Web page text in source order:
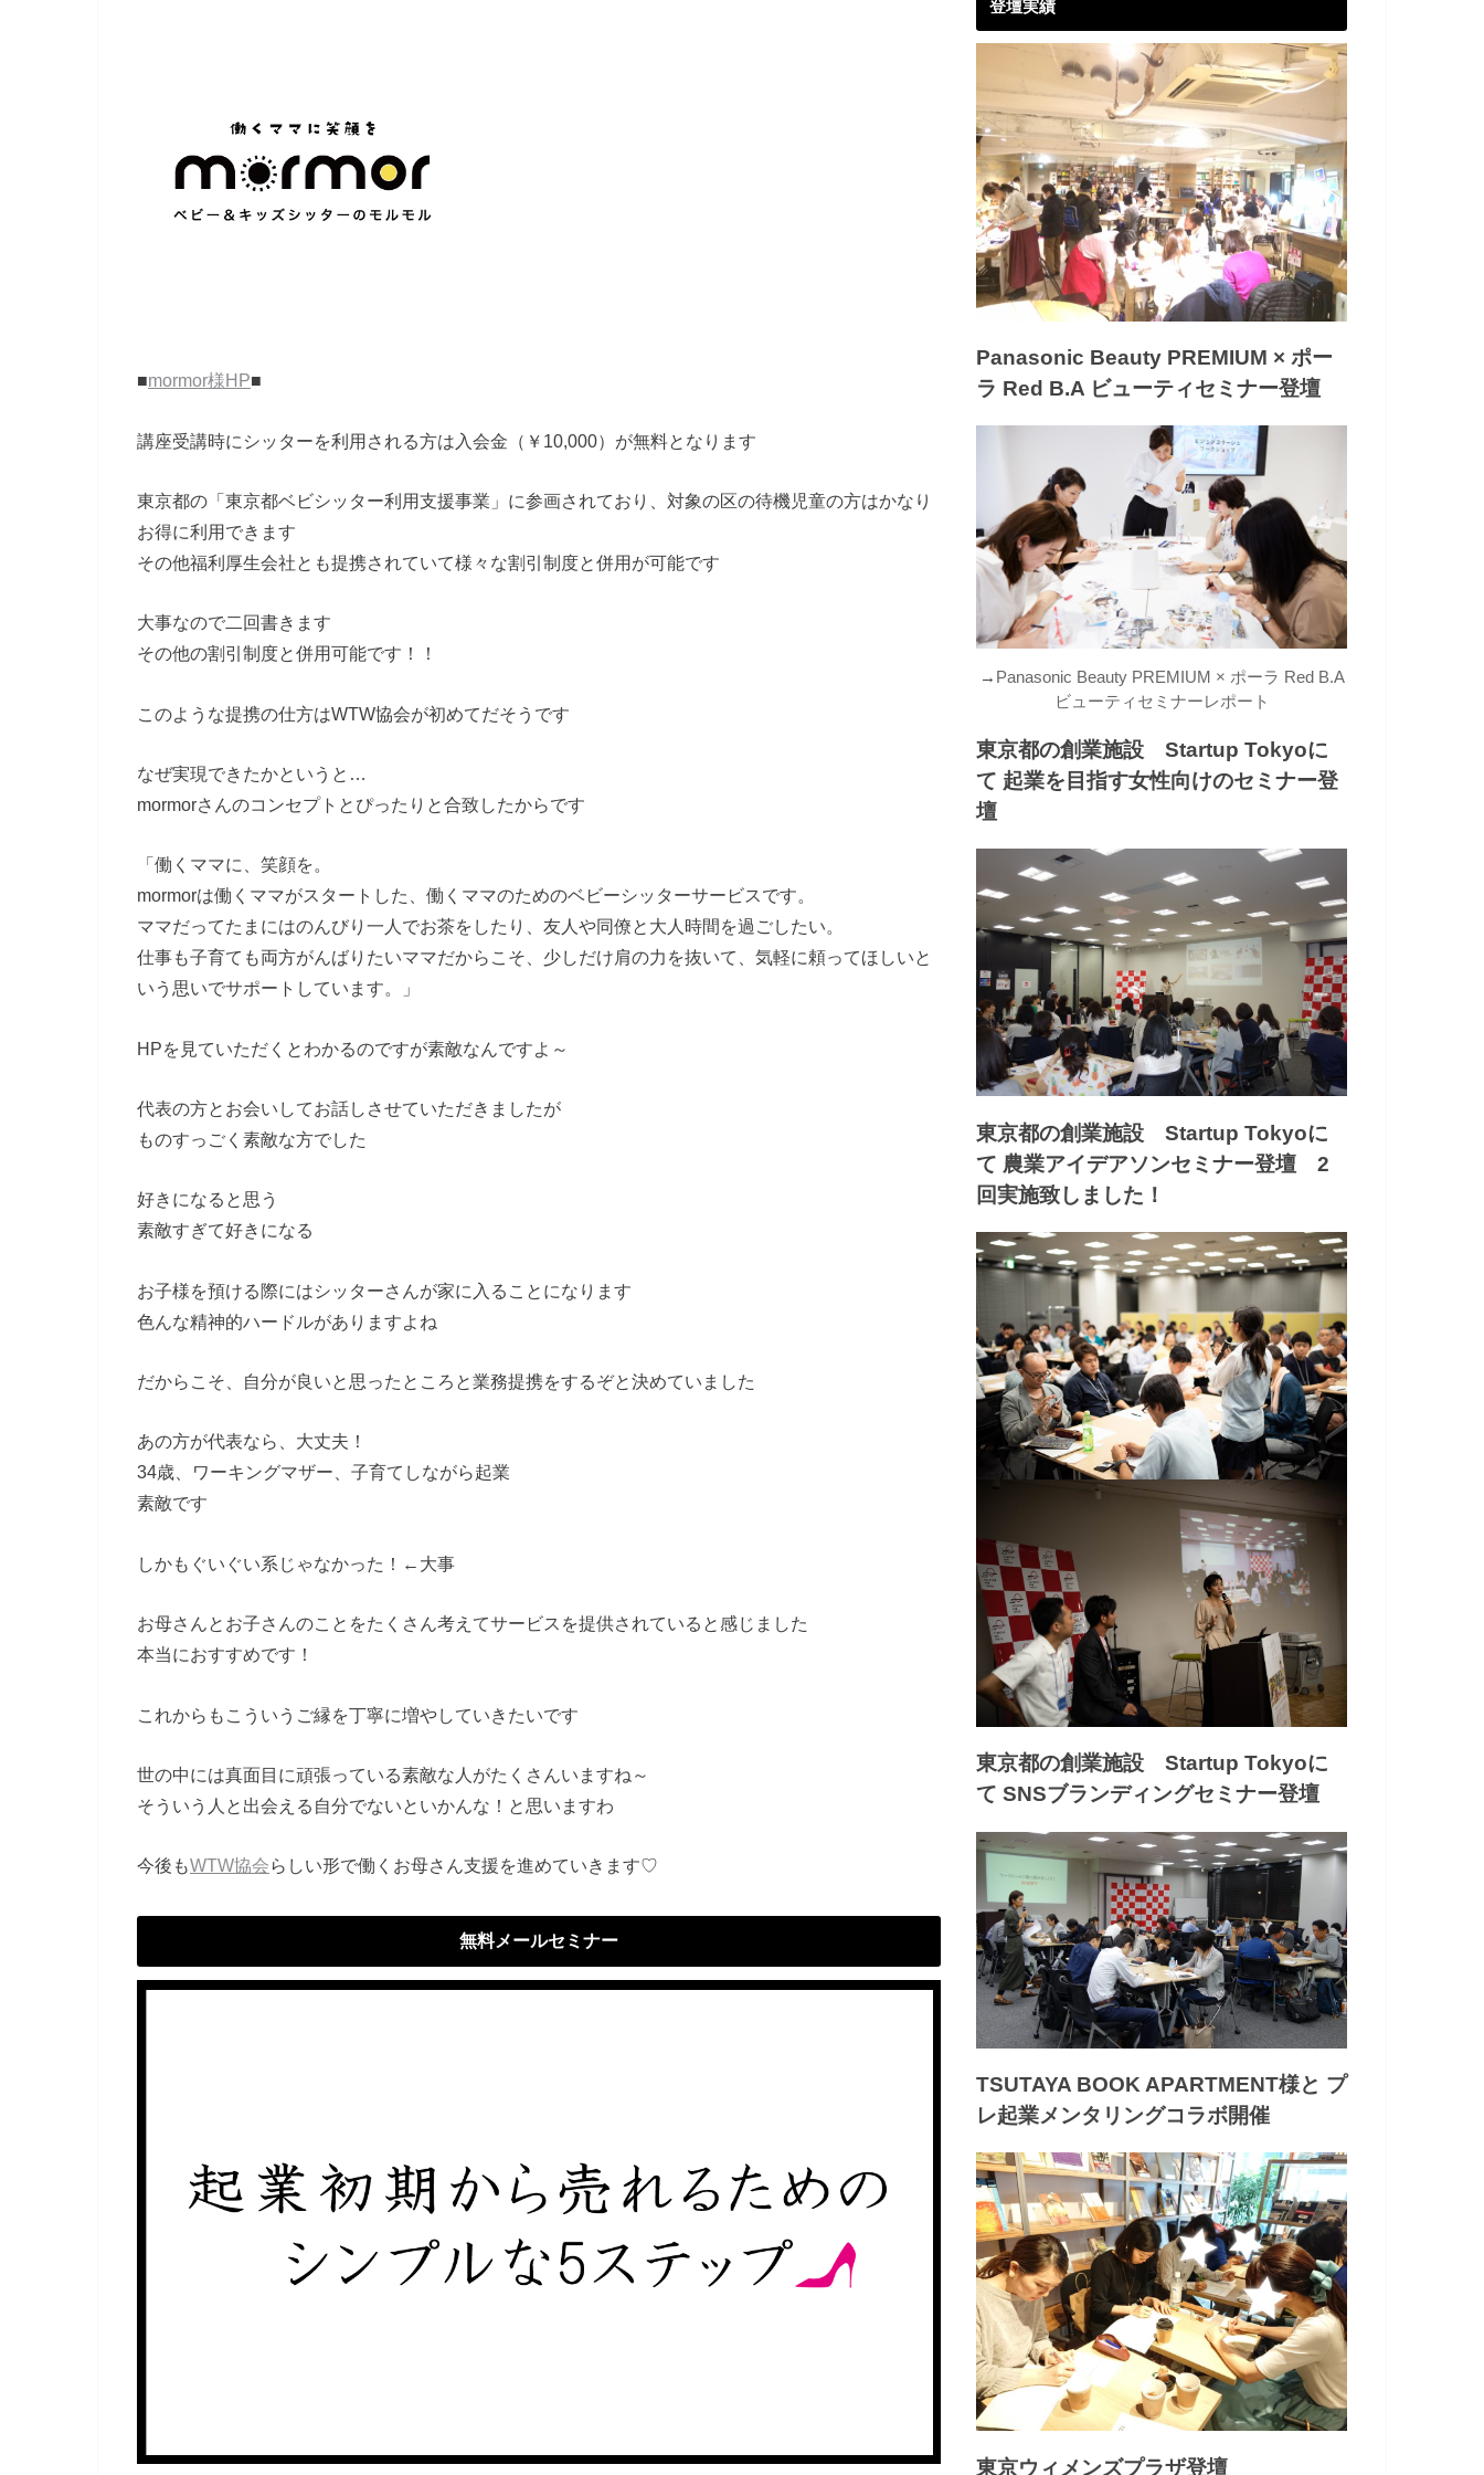
■mormor様HP■
講座受講時にシッターを利用される方は入会金（￥10,000）が無料となります
東京都の「東京都ベビシッター利用支援事業」に参画されており、対象の区の待機児童の方はかなり
お得に利用できます
その他福利厚生会社とも提携されていて様々な割引制度と併用が可能です
大事なので二回書きます
その他の割引制度と併用可能です！！
このような提携の仕方はWTW協会が初めてだそうです
なぜ実現できたかというと…
mormorさんのコンセプトとぴったりと合致したからです
「働くママに、笑顔を。
mormorは働くママがスタートした、働くママのためのベビーシッターサービスです。
ママだってたまにはのんびり一人でお茶をしたり、友人や同僚と大人時間を過ごしたい。
仕事も子育ても両方がんばりたいママだからこそ、少しだけ肩の力を抜いて、気軽に頼ってほしいと
いう思いでサポートしています。」
HPを見ていただくとわかるのですが素敵なんですよ～
代表の方とお会いしてお話しさせていただきましたが
ものすっごく素敵な方でした
好きになると思う
素敵すぎて好きになる
お子様を預ける際にはシッターさんが家に入ることになります
色んな精神的ハードルがありますよね
だからこそ、自分が良いと思ったところと業務提携をするぞと決めていました
あの方が代表なら、大丈夫！
34歳、ワーキングマザー、子育てしながら起業
素敵です
しかもぐいぐい系じゃなかった！←大事
お母さんとお子さんのことをたくさん考えてサービスを提供されていると感じました
本当におすすめです！
これからもこういうご縁を丁寧に増やしていきたいです
世の中には真面目に頑張っている素敵な人がたくさんいますね～
そういう人と出会える自分でないといかんな！と思いますわ
今後もWTW協会らしい形で働くお母さん支援を進めていきます♡
無料メールセミナー
登壇実績
Panasonic Beauty PREMIUM × ポー
ラ Red B.A ビューティセミナー登壇
→ Panasonic Beauty PREMIUM × ポーラ Red B.A
ビューティセミナーレポート
東京都の創業施設 Startup Tokyoに
て 起業を目指す女性向けのセミナー登
壇
東京都の創業施設 Startup Tokyoに
て 農業アイデアソンセミナー登壇 2
回実施致しました！
東京都の創業施設 Startup Tokyoに
て SNSブランディングセミナー登壇
TSUTAYA BOOK APARTMENT様と プ
レ起業メンタリングコラボ開催
東京ウィメンズプラザ登壇